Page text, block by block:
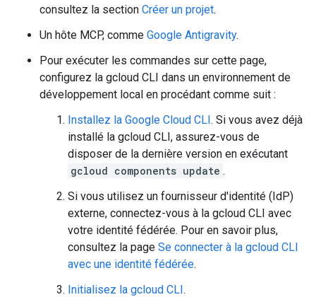
consultez la section Créer un projet.
Un hôte MCP, comme Google Antigravity.
Pour exécuter les commandes sur cette page,
configurez la gcloud CLI dans un environnement de
développement local en procédant comme suit :
Installez la Google Cloud CLI. Si vous avez déjà
installé la gcloud CLI, assurez-vous de
disposer de la dernière version en exécutant
gcloud components update .
Si vous utilisez un fournisseur d'identité (IdP)
externe, connectez-vous à la gcloud CLI avec
votre identité fédérée. Pour en savoir plus,
consultez la page Se connecter à la gcloud CLI
avec une identité fédérée.
Initialisez la gcloud CLI.